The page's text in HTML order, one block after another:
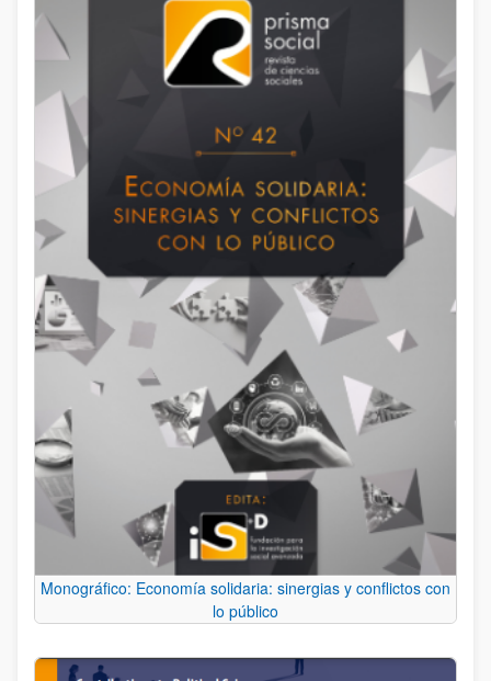
Monográfico: Economía solidaria: sinergias y conflictos con
lo público